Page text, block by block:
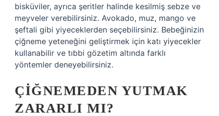
bisküviler, ayrıca şeritler halinde kesilmiş sebze ve
meyveler verebilirsiniz. Avokado, muz, mango ve
şeftali gibi yiyeceklerden seçebilirsiniz. Bebeğinizin
çiğneme yeteneğini geliştirmek için katı yiyecekler
kullanabilir ve tıbbi gözetim altında farklı
yöntemler deneyebilirsiniz.
ÇIĞNEMEDEN YUTMAK
ZARARLI MI?